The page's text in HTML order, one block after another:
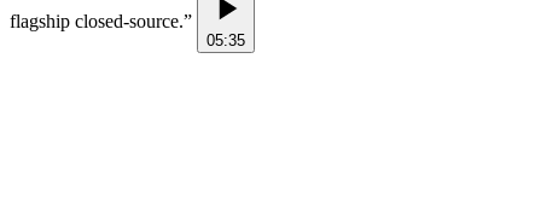
flagship closed-source.”
05:35